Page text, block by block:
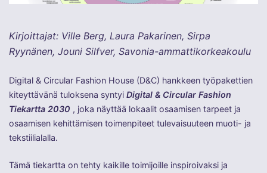
Kirjoittajat: Ville Berg, Laura Pakarinen, Sirpa
Ryynänen, Jouni Silfver, Savonia-ammattikorkeakoulu
Digital & Circular Fashion House (D&C) hankkeen työpakettien
kiteyttävänä tuloksena syntyi Digital & Circular Fashion
Tiekartta 2030 , joka näyttää lokaalit osaamisen tarpeet ja
osaamisen kehittämisen toimenpiteet tulevaisuuteen muoti- ja
tekstiilialalla.
Tämä tiekartta on tehty kaikille toimijoille inspiroivaksi ja